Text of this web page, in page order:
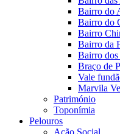
Bairro do
Bairro do
Bairro
Bairro da
Bairro
Braço de
Vale
Marvila
Património
Toponímia
Pelouros
Ação Social